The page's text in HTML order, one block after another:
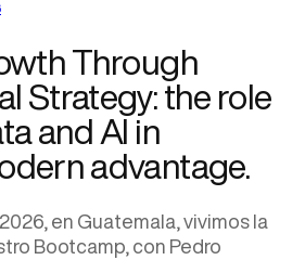
Through
Strategy: the role
and AI in
advantage.
en Guatemala, vivimos la
Bootcamp, con Pedro